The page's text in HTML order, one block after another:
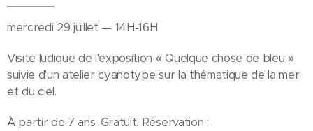
mercredi 29 juillet — 14H-16H
Visite ludique de l'exposition « Quelque chose de bleu »
suivie d'un atelier cyanotype sur la thématique de la mer
et du ciel.
À partir de 7 ans. Gratuit. Réservation :